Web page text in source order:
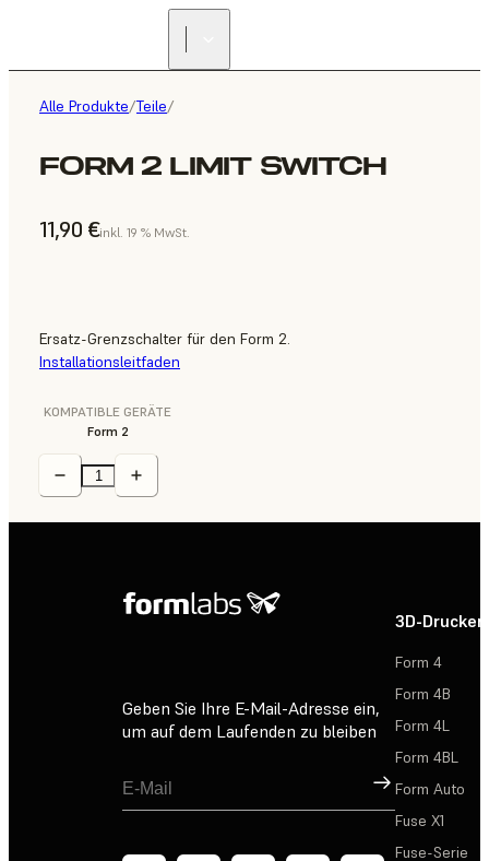
Alle Produkte/Teile/
FORM 2 LIMIT SWITCH
11,90 €inkl. 19 % MwSt.
Ersatz-Grenzschalter für den Form 2.
Installationsleitfaden
KOMPATIBLE GERÄTE
Form 2
Geben Sie Ihre E-Mail-Adresse ein,
um auf dem Laufenden zu bleiben
Registrieren
3D-Drucker
Form 4
Form 4B
Form 4L
Form 4BL
Form Auto
Fuse X1
Fuse-Serie